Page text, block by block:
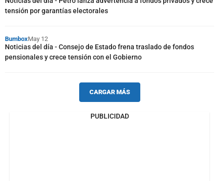
tensión por garantías electorales
BumboxMay 12
Noticias del día - Consejo de Estado frena traslado de fondos
pensionales y crece tensión con el Gobierno
CARGAR MÁS
PUBLICIDAD